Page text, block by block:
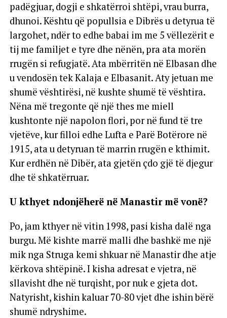
padëgjuar, dogji e shkatërroi shtëpi, vrau burra,
dhunoi. Kështu që popullsia e Dibrës u detyrua të
largohet, ndër to edhe babai im me 5 vëllezërit e
tij me familjet e tyre dhe nënën, pra ata morën
rrugën si refugjatë. Ata mbërritën në Elbasan dhe
u vendosën tek Kalaja e Elbasanit. Aty jetuan me
shumë vështirësi, në kushte shumë të vështira.
Nëna më tregonte që një thes me miell
kushtonte një napolon flori, por në fund të tre
vjetëve, kur filloi edhe Lufta e Parë Botërore në
1915, ata u detyruan të marrin rrugën e kthimit.
Kur erdhën në Dibër, ata gjetën çdo gjë të djegur
dhe të shkatërruar.
U kthyet ndonjëherë në Manastir më vonë?
Po, jam kthyer në vitin 1998, pasi kisha dalë nga
burgu. Më kishte marrë malli dhe bashkë me një
mik nga Struga kemi shkuar në Manastir dhe atje
kërkova shtëpinë. I kisha adresat e vjetra, në
sllavisht dhe në turqisht, por nuk e gjeta dot.
Natyrisht, kishin kaluar 70-80 vjet dhe ishin bërë
shumë ndryshime.